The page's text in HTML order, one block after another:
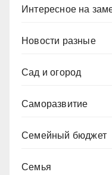
Интересное на
Новости разные
Сад и огород
Саморазвитие
Семейный бюджет
Семья